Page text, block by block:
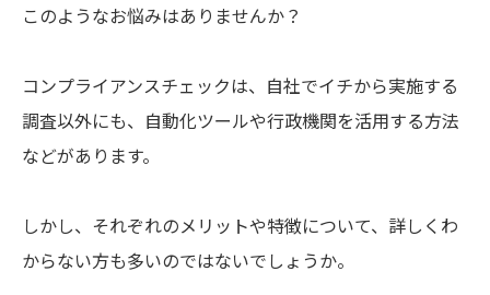
このようなお悩みはありませんか？
コンプライアンスチェックは、自社でイチから実施する
調査以外にも、自動化ツールや行政機関を活用する方法
などがあります。
しかし、それぞれのメリットや特徴について、詳しくわ
からない方も多いのではないでしょうか。